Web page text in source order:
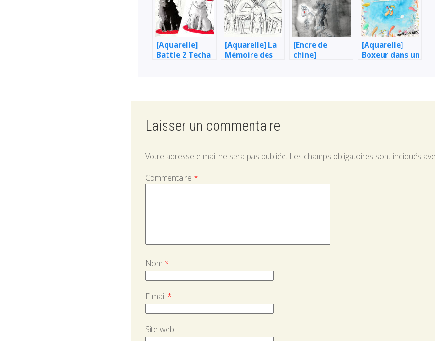
[Aquarelle]
Battle 2 Techa
[Aquarelle] La
Mémoire des
[Encre de
chine]
[Aquarelle]
Boxeur dans un
Laisser un commentaire
Votre adresse e-mail ne sera pas publiée. Les champs obligatoires sont indiqués
Commentaire *
Nom *
E-mail *
Site web